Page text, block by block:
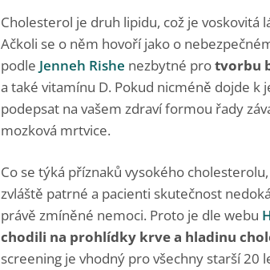
Cholesterol je druh lipidu, což je
Ačkoli se o něm hovoří jako o
podle Jenneh Rishe nezbytné protvorbu
a také vitamínu D. Pokud nicméně dojde k
podepsat na vašem zdraví formou řady
mozková mrtvice.
Co se týká příznaků vysokého
zvláště patrné a pacienti skutečnost
právě zmíněné nemoci. Proto je dle webu
chodili na prohlídky krve a hladinu
screening je vhodný pro všechny starší 20